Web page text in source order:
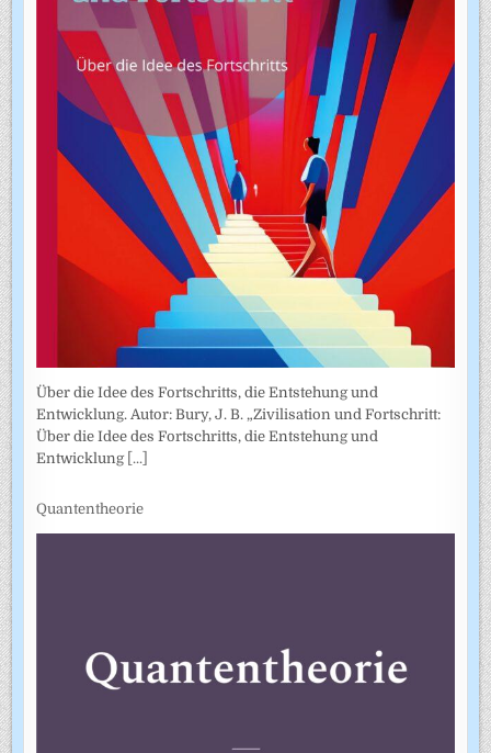
Über die Idee des Fortschritts, die Entstehung und
Entwicklung. Autor: Bury, J. B. „Zivilisation und Fortschritt:
Über die Idee des Fortschritts, die Entstehung und
Entwicklung [...]
Quantentheorie